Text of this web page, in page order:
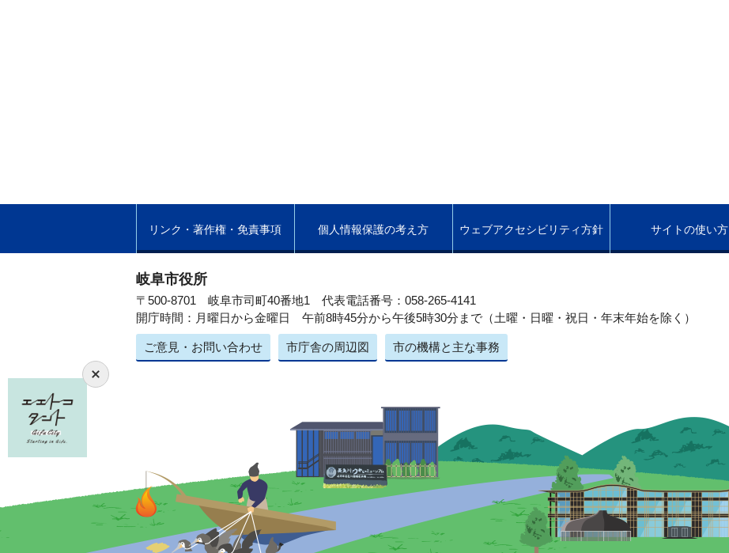
リンク・著作権・免責事項 個人情報保護の考え方 ウェブアクセシビリティ方針 サイトの使い方
岐阜市役所
〒500-8701 岐阜市司町40番地1 代表電話番号：058-265-4141
開庁時間：月曜日から金曜日 午前8時45分から午後5時30分まで（土曜・日曜・祝日・年末年始を除く）
ご意見・お問い合わせ 市庁舎の周辺図 市の機構と主な事務